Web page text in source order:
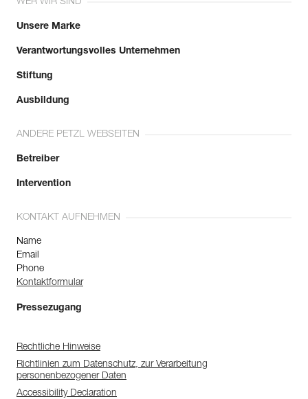
Unsere Marke
Verantwortungsvolles Unternehmen
Stiftung
Ausbildung
ANDERE PETZL WEBSEITEN
Betreiber
Intervention
KONTAKT AUFNEHMEN
Name
Email
Phone
Kontaktformular
Pressezugang
Rechtliche Hinweise
Richtlinien zum Datenschutz, zur Verarbeitung
personenbezogener Daten
Accessibility Declaration